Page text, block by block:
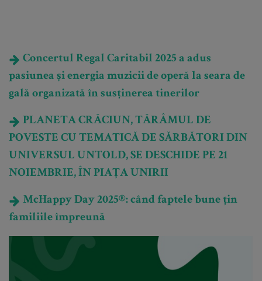
Concertul Regal Caritabil 2025 a adus
pasiunea și energia muzicii de operă la seara de
gală organizată în susținerea tinerilor
PLANETA CRĂCIUN, TĂRÂMUL DE
POVESTE CU TEMATICĂ DE SĂRBĂTORI DIN
UNIVERSUL UNTOLD, SE DESCHIDE PE 21
NOIEMBRIE, ÎN PIAȚA UNIRII
McHappy Day 2025®: când faptele bune țin
familiile împreună